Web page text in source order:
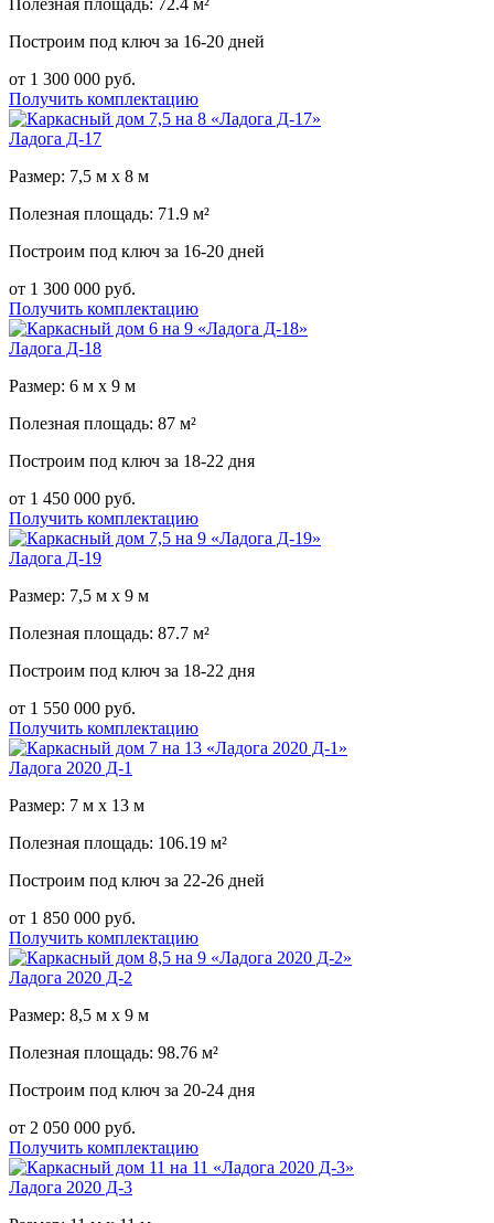
Полезная площадь: 72.4 м²
Построим под ключ за 16-20 дней
от 1 300 000 руб.
Получить комплектацию
Ладога Д-17
Размер: 7,5 м х 8 м
Полезная площадь: 71.9 м²
Построим под ключ за 16-20 дней
от 1 300 000 руб.
Получить комплектацию
Ладога Д-18
Размер: 6 м х 9 м
Полезная площадь: 87 м²
Построим под ключ за 18-22 дня
от 1 450 000 руб.
Получить комплектацию
Ладога Д-19
Размер: 7,5 м х 9 м
Полезная площадь: 87.7 м²
Построим под ключ за 18-22 дня
от 1 550 000 руб.
Получить комплектацию
Ладога 2020 Д-1
Размер: 7 м х 13 м
Полезная площадь: 106.19 м²
Построим под ключ за 22-26 дней
от 1 850 000 руб.
Получить комплектацию
Ладога 2020 Д-2
Размер: 8,5 м х 9 м
Полезная площадь: 98.76 м²
Построим под ключ за 20-24 дня
от 2 050 000 руб.
Получить комплектацию
Ладога 2020 Д-3